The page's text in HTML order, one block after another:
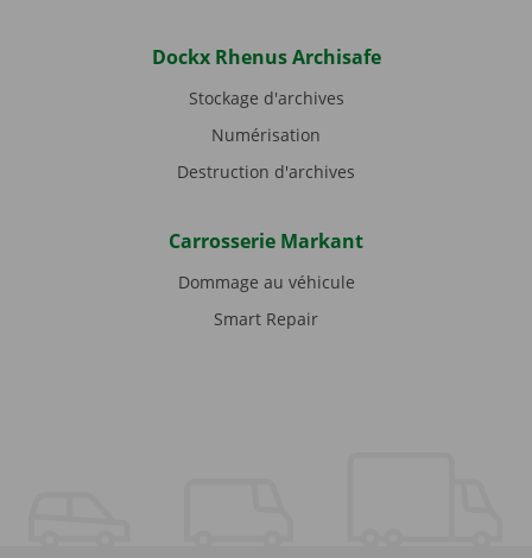
Dockx Rhenus Archisafe
Stockage d'archives
Numérisation
Destruction d'archives
Carrosserie Markant
Dommage au véhicule
Smart Repair